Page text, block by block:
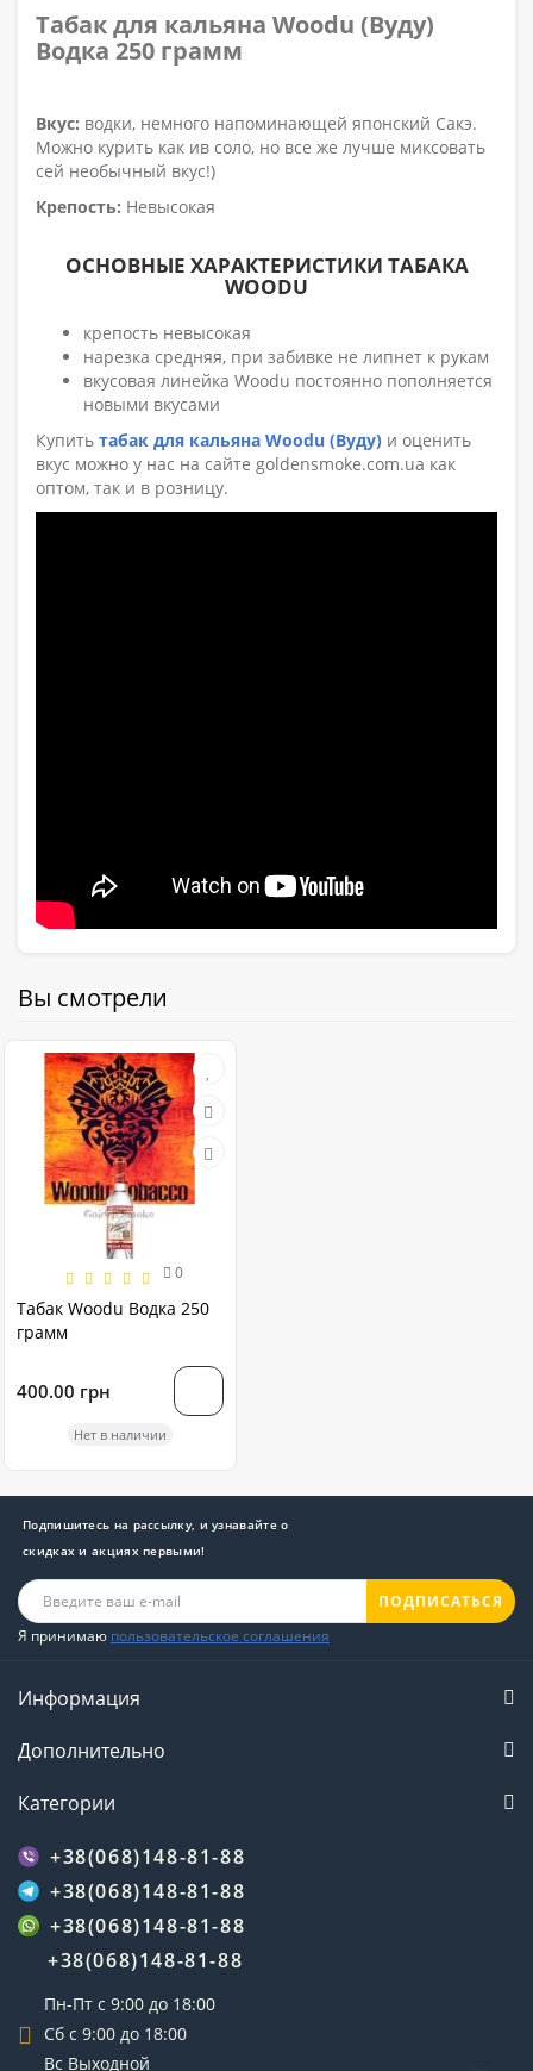
Табак для кальяна Woodu (Вуду)
Водка 250 грамм
Вкус: водки, немного напоминающей японский Сакэ.
Можно курить как ив соло, но все же лучше миксовать
сей необычный вкус!)
Крепость: Невысокая
ОСНОВНЫЕ ХАРАКТЕРИСТИКИ ТАБАКА
WOODU
крепость невысокая
нарезка средняя, при забивке не липнет к рукам
вкусовая линейка Woodu постоянно пополняется
новыми вкусами
Купить табак для кальяна Woodu (Вуду) и оценить
вкус можно у нас на сайте goldensmoke.com.ua как
оптом, так и в розницу.
Вы смотрели
0
Табак Woodu Водка 250
грамм
400.00 грн
Нет в наличии
Подпишитесь на рассылку, и узнавайте о
скидках и акциях первыми!
ПОДПИСАТЬСЯ
Я принимаю пользовательское соглашения
Информация
Дополнительно
Категории
+38(068)148-81-88
+38(068)148-81-88
+38(068)148-81-88
+38(068)148-81-88
Пн-Пт с 9:00 до 18:00
Сб с 9:00 до 18:00
Вс Выходной